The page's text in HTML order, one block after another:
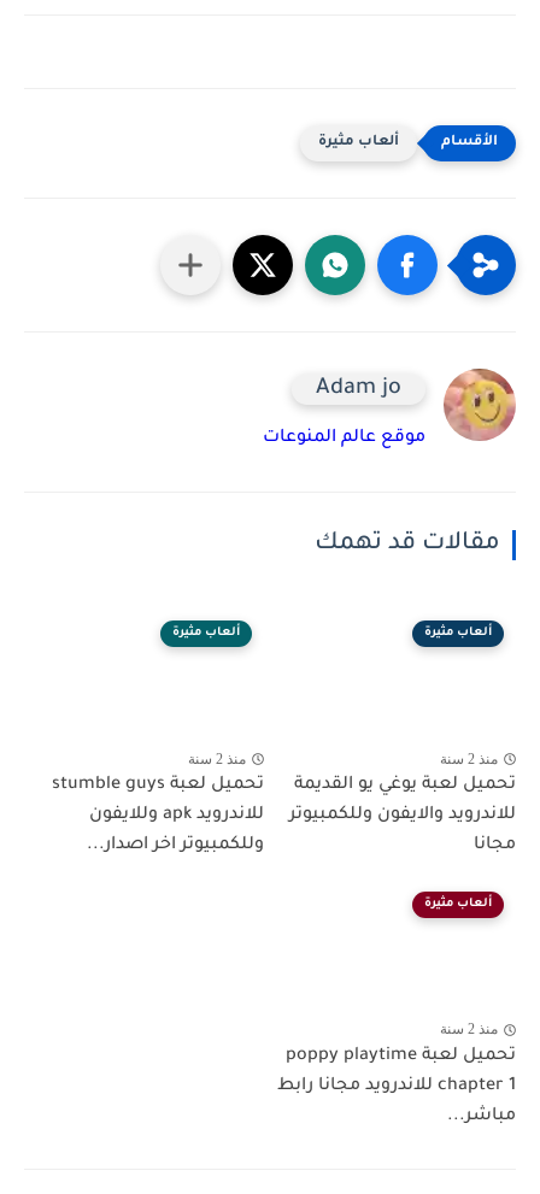
ألعاب مثيرة
Adam jo
موقع عالم المنوعات
مقالات قد تهمك
ألعاب مثيرة
منذ 2 سنة
تحميل لعبة يوغي يو القديمة
للاندرويد والايفون وللكمبيوتر
مجانا
ألعاب مثيرة
منذ 2 سنة
تحميل لعبة stumble guys
للاندرويد apk وللايفون
وللكمبيوتر اخر اصدار...
ألعاب مثيرة
منذ 2 سنة
تحميل لعبة poppy playtime
chapter 1 للاندرويد مجانا رابط
مباشر...